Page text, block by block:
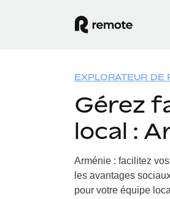
EXPLORATEUR DE
Gérez
local :
Arménie : facilitez
les avantages
pour votre équipe